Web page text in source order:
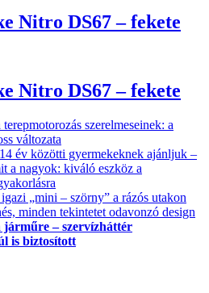
Nitro DS67 – fekete
Nitro DS67 – fekete
szerelmeseinek: a
változata
év közötti gyermekeknek ajánljuk –
a nagyok: kiváló eszköz a
„mini – szörny” a rázós utakon
minden tekintetet odavonzó design
járműre – szervízháttér
is biztosított